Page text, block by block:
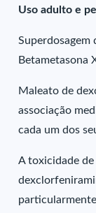
Uso adulto e
Betametasona
Maleato de
associação
cada um dos
A toxicidade de